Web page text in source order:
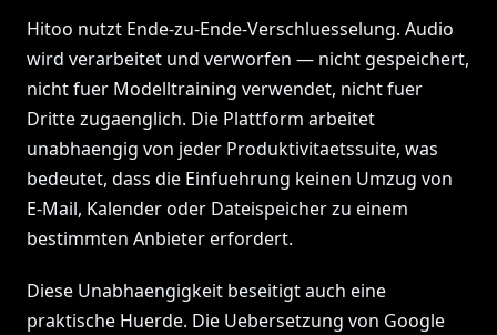
Hitoo nutzt Ende-zu-Ende-Verschluesselung. Audio
wird verarbeitet und verworfen — nicht gespeichert,
nicht fuer Modelltraining verwendet, nicht fuer
Dritte zugaenglich. Die Plattform arbeitet
unabhaengig von jeder Produktivitaetssuite, was
bedeutet, dass die Einfuehrung keinen Umzug von
E-Mail, Kalender oder Dateispeicher zu einem
bestimmten Anbieter erfordert.
Diese Unabhaengigkeit beseitigt auch eine
praktische Huerde. Die Uebersetzung von Google